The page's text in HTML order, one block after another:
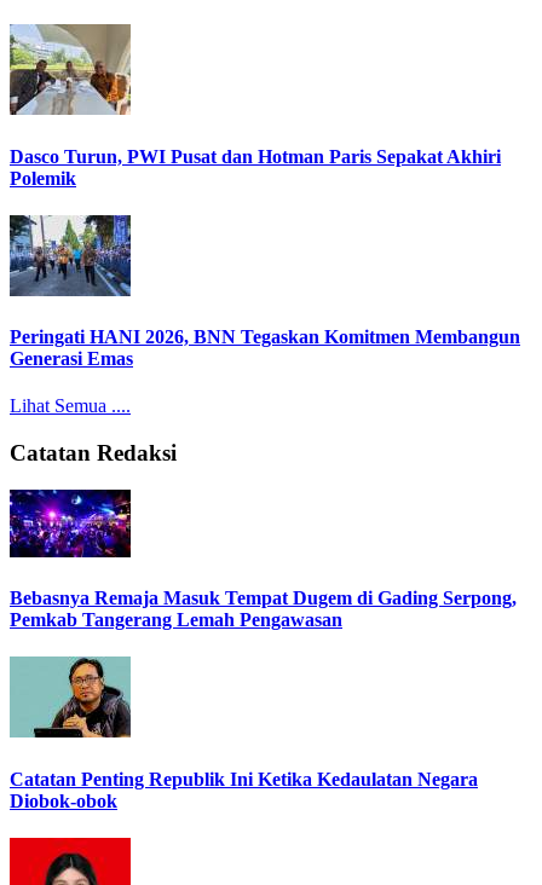
Dasco Turun, PWI Pusat dan Hotman Paris Sepakat Akhiri
Polemik
Peringati HANI 2026, BNN Tegaskan Komitmen Membangun
Generasi Emas
Lihat Semua ....
Catatan Redaksi
Bebasnya Remaja Masuk Tempat Dugem di Gading Serpong,
Pemkab Tangerang Lemah Pengawasan
Catatan Penting Republik Ini Ketika Kedaulatan Negara
Diobok-obok